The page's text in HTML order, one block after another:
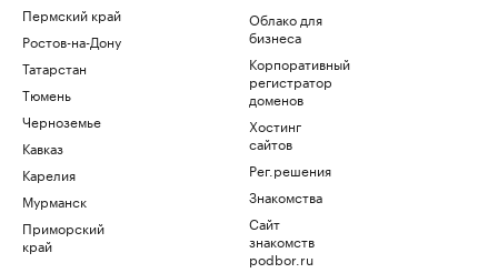
Пермский край
Ростов-на-Дону
Татарстан
Тюмень
Черноземье
Кавказ
Карелия
Мурманск
Приморский
край
Облако для
бизнеса
Корпоративный
регистратор
доменов
Хостинг
сайтов
Рег.решения
Знакомства
Сайт
знакомств
podbor.ru